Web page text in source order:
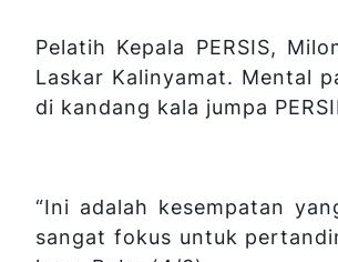
Pelatih Kepala PERSIS,
Laskar Kalinyamat. Mental
di kandang kala jumpa
“Ini adalah kesempatan
sangat fokus untuk